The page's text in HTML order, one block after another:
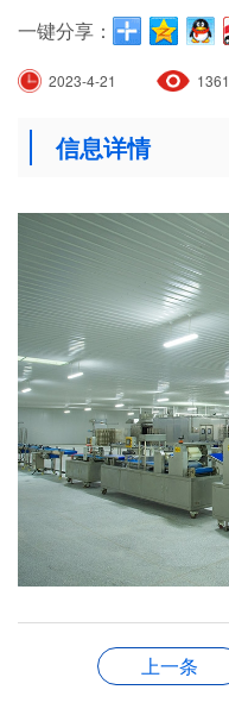
一键分享：
2023-4-21 1361
信息详情
上一条